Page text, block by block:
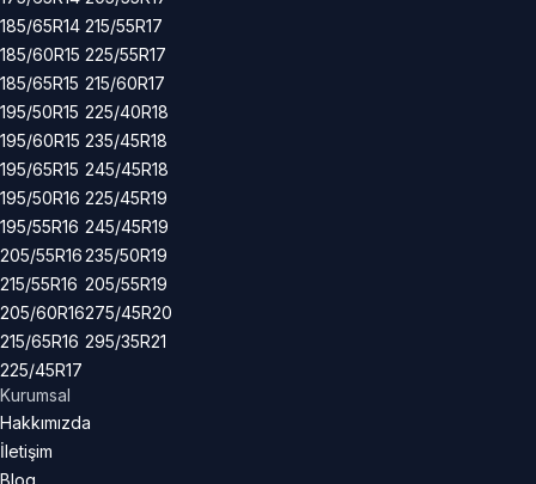
185/65R14
185/60R15
185/65R15
195/50R15
195/60R15
195/65R15
195/50R16
195/55R16
205/55R16
215/55R16
205/60R16
215/65R16
225/45R17
215/55R17
225/55R17
215/60R17
225/40R18
235/45R18
245/45R18
225/45R19
245/45R19
235/50R19
205/55R19
275/45R20
295/35R21
Kurumsal
Hakkımızda
İletişim
Blog